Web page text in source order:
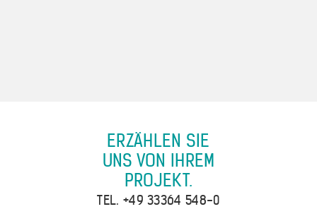
ERZÄHLEN SIE
UNS VON IHREM
PROJEKT.
TEL. +49 33364 548-0